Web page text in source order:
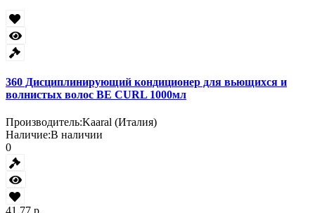
360 Дисциплинирующий кондиционер для вьющихся и
волнистых волос BE CURL 1000мл
Производитель:Kaaral (Италия)
Наличие:В наличии
0